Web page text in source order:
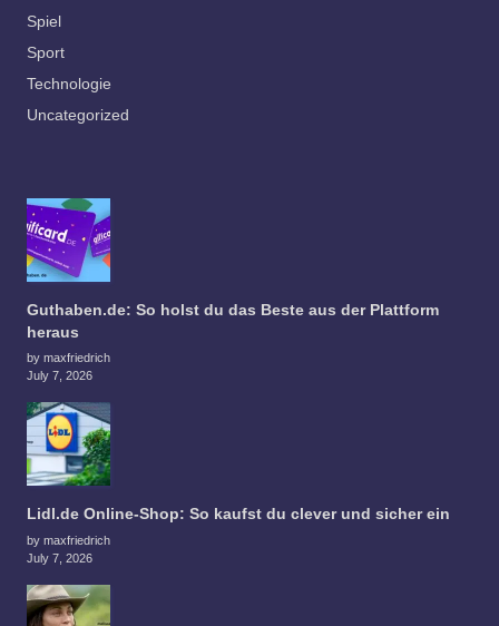
Spiel
Sport
Technologie
Uncategorized
Guthaben.de: So holst du das Beste aus der Plattform
heraus
by maxfriedrich
July 7, 2026
Lidl.de Online-Shop: So kaufst du clever und sicher ein
by maxfriedrich
July 7, 2026